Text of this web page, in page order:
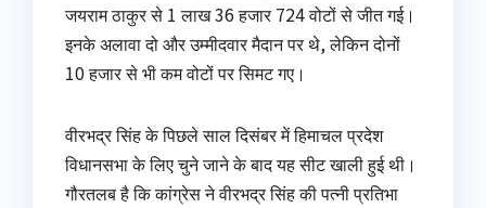
जयराम ठाकुर से 1 लाख 36 हजार 724 वोटों से जीत गई।
इनके अलावा दो और उम्मीदवार मैदान पर थे, लेकिन दोनों
10 हजार से भी कम वोटों पर सिमट गए।
वीरभद्र सिंह के पिछले साल दिसंबर में हिमाचल प्रदेश
विधानसभा के लिए चुने जाने के बाद यह सीट खाली हुई थी।
गौरतलब है कि कांग्रेस ने वीरभद्र सिंह की पत्नी प्रतिभा